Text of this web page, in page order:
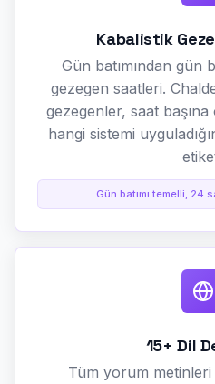
Kabalistik
Gün batımından gün
gezegen saatleri.
gezegenler, saat
hangi sistemi
Gün batımı temelli, 24
15+ Dil
Tüm yorum